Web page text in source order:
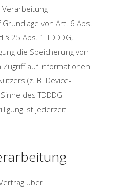
von Art. 6 Abs.
§ 25 Abs. 1 TDDDG,
die Speicherung von
Zugriff auf Informationen
(z. B. Device-
des TDDDG
ist jederzeit
über